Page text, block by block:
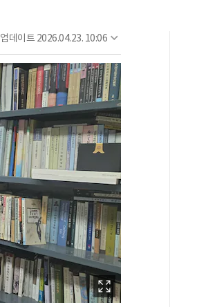
업데이트 2026.04.23. 10:06